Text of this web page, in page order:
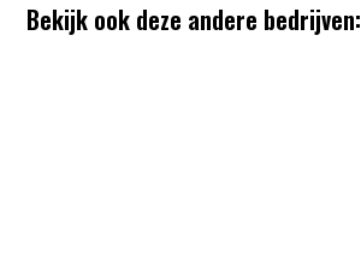
Bekijk ook deze andere bedrijven: